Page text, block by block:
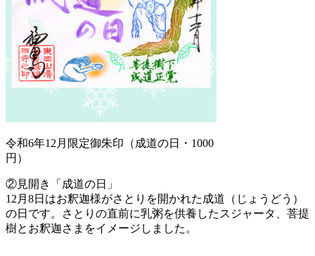
令和6年12月限定御朱印（成道の日・1000
円）
②見開き「成道の日」
12月8日はお釈迦様がさとりを開かれた成道（じょうどう）
の日です。さとりの直前に乳粥を供養したスジャータ、菩提
樹とお釈迦さまをイメージしました。